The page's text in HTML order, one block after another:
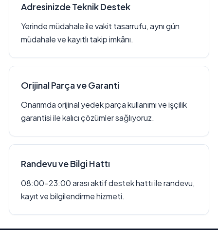
Adresinizde Teknik Destek
Yerinde müdahale ile vakit tasarrufu, aynı gün
müdahale ve kayıtlı takip imkânı.
Orijinal Parça ve Garanti
Onarımda orijinal yedek parça kullanımı ve işçilik
garantisi ile kalıcı çözümler sağlıyoruz.
Randevu ve Bilgi Hattı
08:00–23:00 arası aktif destek hattı ile randevu,
kayıt ve bilgilendirme hizmeti.